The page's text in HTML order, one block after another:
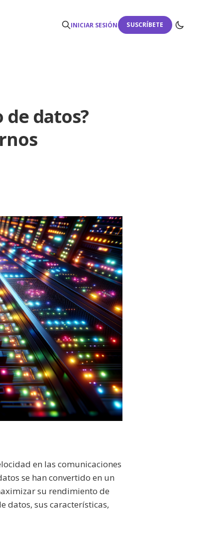
INICIAR SESIÓN SUSCRÍBETE
de datos?
en las comunicaciones
se han convertido en un
su rendimiento de
datos, sus características,